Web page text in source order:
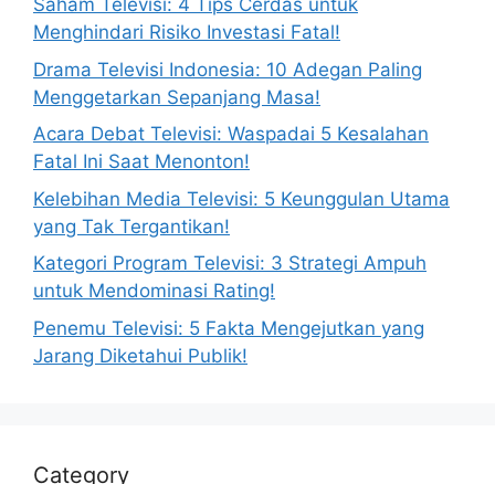
Saham Televisi: 4 Tips Cerdas untuk
Menghindari Risiko Investasi Fatal!
Drama Televisi Indonesia: 10 Adegan Paling
Menggetarkan Sepanjang Masa!
Acara Debat Televisi: Waspadai 5 Kesalahan
Fatal Ini Saat Menonton!
Kelebihan Media Televisi: 5 Keunggulan Utama
yang Tak Tergantikan!
Kategori Program Televisi: 3 Strategi Ampuh
untuk Mendominasi Rating!
Penemu Televisi: 5 Fakta Mengejutkan yang
Jarang Diketahui Publik!
Category